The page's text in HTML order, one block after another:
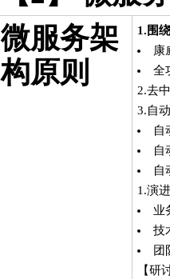
微服务架
构原则
1.围
康
全
2.去
3.自
自
自
自
1.演
业
技
团
【研